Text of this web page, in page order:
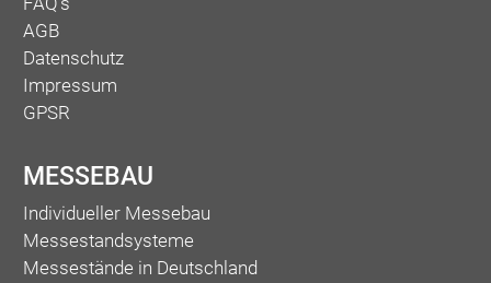
AGB
Datenschutz
Impressum
GPSR
MESSEBAU
Individueller Messebau
Messestandsysteme
Messestände in Deutschland